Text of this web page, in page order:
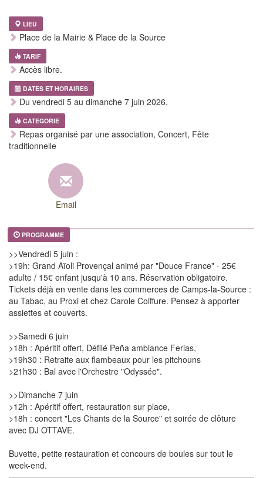
LIEU
Place de la Mairie & Place de la Source
TARIF
Accès libre.
DATES ET HORAIRES
Du vendredi 5 au dimanche 7 juin 2026.
CATEGORIE
Repas organisé par une association, Concert, Fête
traditionnelle
Email
PROGRAMME
>>Vendredi 5 juin :
>19h: Grand Aïoli Provençal animé par "Douce France" - 25€
adulte / 15€ enfant jusqu'à 10 ans. Réservation obligatoire.
Tickets déjà en vente dans les commerces de Camps-la-Source :
au Tabac, au Proxi et chez Carole Coiffure. Pensez à apporter
assiettes et couverts.
>>Samedi 6 juin
>18h : Apéritif offert, Défilé Peña ambiance Ferias,
>19h30 : Retraite aux flambeaux pour les pitchouns
>21h30 : Bal avec l'Orchestre "Odyssée".
>>Dimanche 7 juin
>12h : Apéritif offert, restauration sur place,
>18h : concert "Les Chants de la Source" et soirée de clôture
avec DJ OTTAVE.
Buvette, petite restauration et concours de boules sur tout le
week-end.